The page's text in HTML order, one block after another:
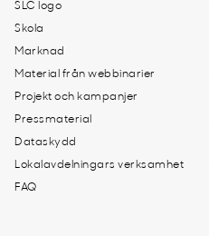
SLC logo
Skola
Marknad
Material från webbinarier
Projekt och kampanjer
Pressmaterial
Dataskydd
Lokalavdelningars verksamhet
FAQ